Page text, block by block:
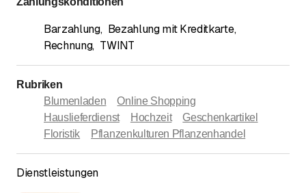
Barzahlung, Bezahlung mit Kreditkarte,
Rechnung, TWINT
Rubriken
Blumenladen
Online Shopping
Hauslieferdienst
Hochzeit
Geschenkartikel
Floristik
Pflanzenkulturen Pflanzenhandel
Dienstleistungen